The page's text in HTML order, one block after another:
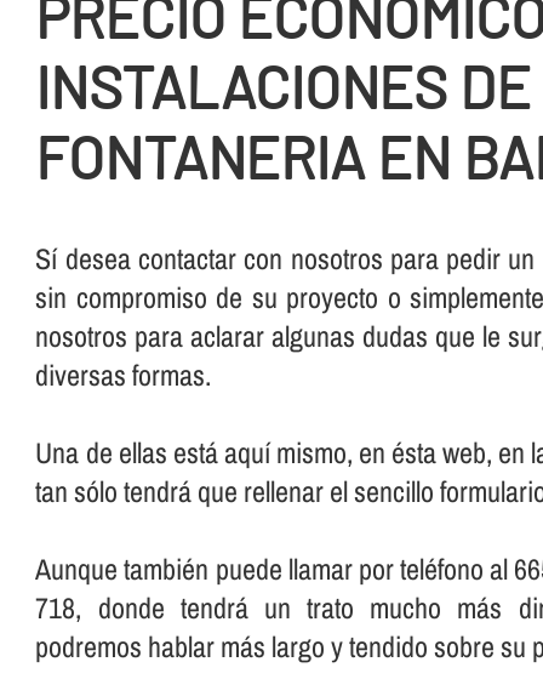
PRECIO
INSTALACIONES DE
FONTANERIA EN
Sí­ desea contactar con nosotros para pedir
sin compromiso de su proyecto o
nosotros para aclarar algunas dudas que le
diversas formas.
Una de ellas está aquí­ mismo, en ésta web, en
tan sólo tendrá que rellenar el sencillo
Aunque también puede llamar por teléfono al
718, donde tendrá un trato mucho más
podremos hablar más largo y tendido sobre su